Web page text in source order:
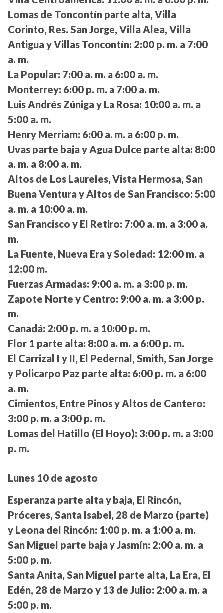
Lomas de Toncontín parte alta, Villa
Corinto, Res. San Jorge, Villa Alea, Villa
Antigua y Villas Toncontín: 2:00 p. m. a 7:00
a. m.
La Popular: 7:00 a. m. a 6:00 a. m.
Monterrey: 6:00 p. m. a 7:00 a. m.
Luis Andrés Zúniga y La Rosa: 10:00 a. m. a
5:00 a. m.
Henry Merriam: 6:00 a. m. a 6:00 p. m.
Uvas parte baja y Agua Dulce parte alta: 8:00
a. m. a 8:00 a. m.
Altos de Los Laureles, Vista Hermosa, San
Buena Ventura y Altos de San Francisco: 5:00
a. m. a 10:00 a. m.
San Francisco y El Retiro: 7:00 a. m. a 3:00 a.
m.
La Fuente, Nueva Era y Soledad: 12:00 m. a
12:00 m.
Fuerzas Armadas: 9:00 a. m. a 3:00 p. m.
Zapote Norte y Centro: 9:00 a. m. a 3:00 p.
m.
Canadá: 2:00 p. m. a 10:00 p. m.
Flor 1 parte alta: 8:00 a. m. a 6:00 p. m.
El Carrizal I y II, El Pedernal, Smith, San Jorge
y Policarpo Paz parte alta: 6:00 p. m. a 6:00
a. m.
Cimientos, Entre Pinos y Altos de Cantero:
3:00 p. m. a 3:00 p. m.
Lomas del Hatillo (El Hoyo): 3:00 p. m. a 3:00
p. m.
Lunes 10 de agosto
Esperanza parte alta y baja, El Rincón,
Próceres, Santa Isabel, 28 de Marzo (parte)
y Leona del Rincón: 1:00 p. m. a 1:00 a. m.
San Miguel parte baja y Jasmín: 2:00 a. m. a
5:00 p. m.
Santa Anita, San Miguel parte alta, La Era, El
Edén, 28 de Marzo y 13 de Julio: 2:00 a. m. a
5:00 p. m.